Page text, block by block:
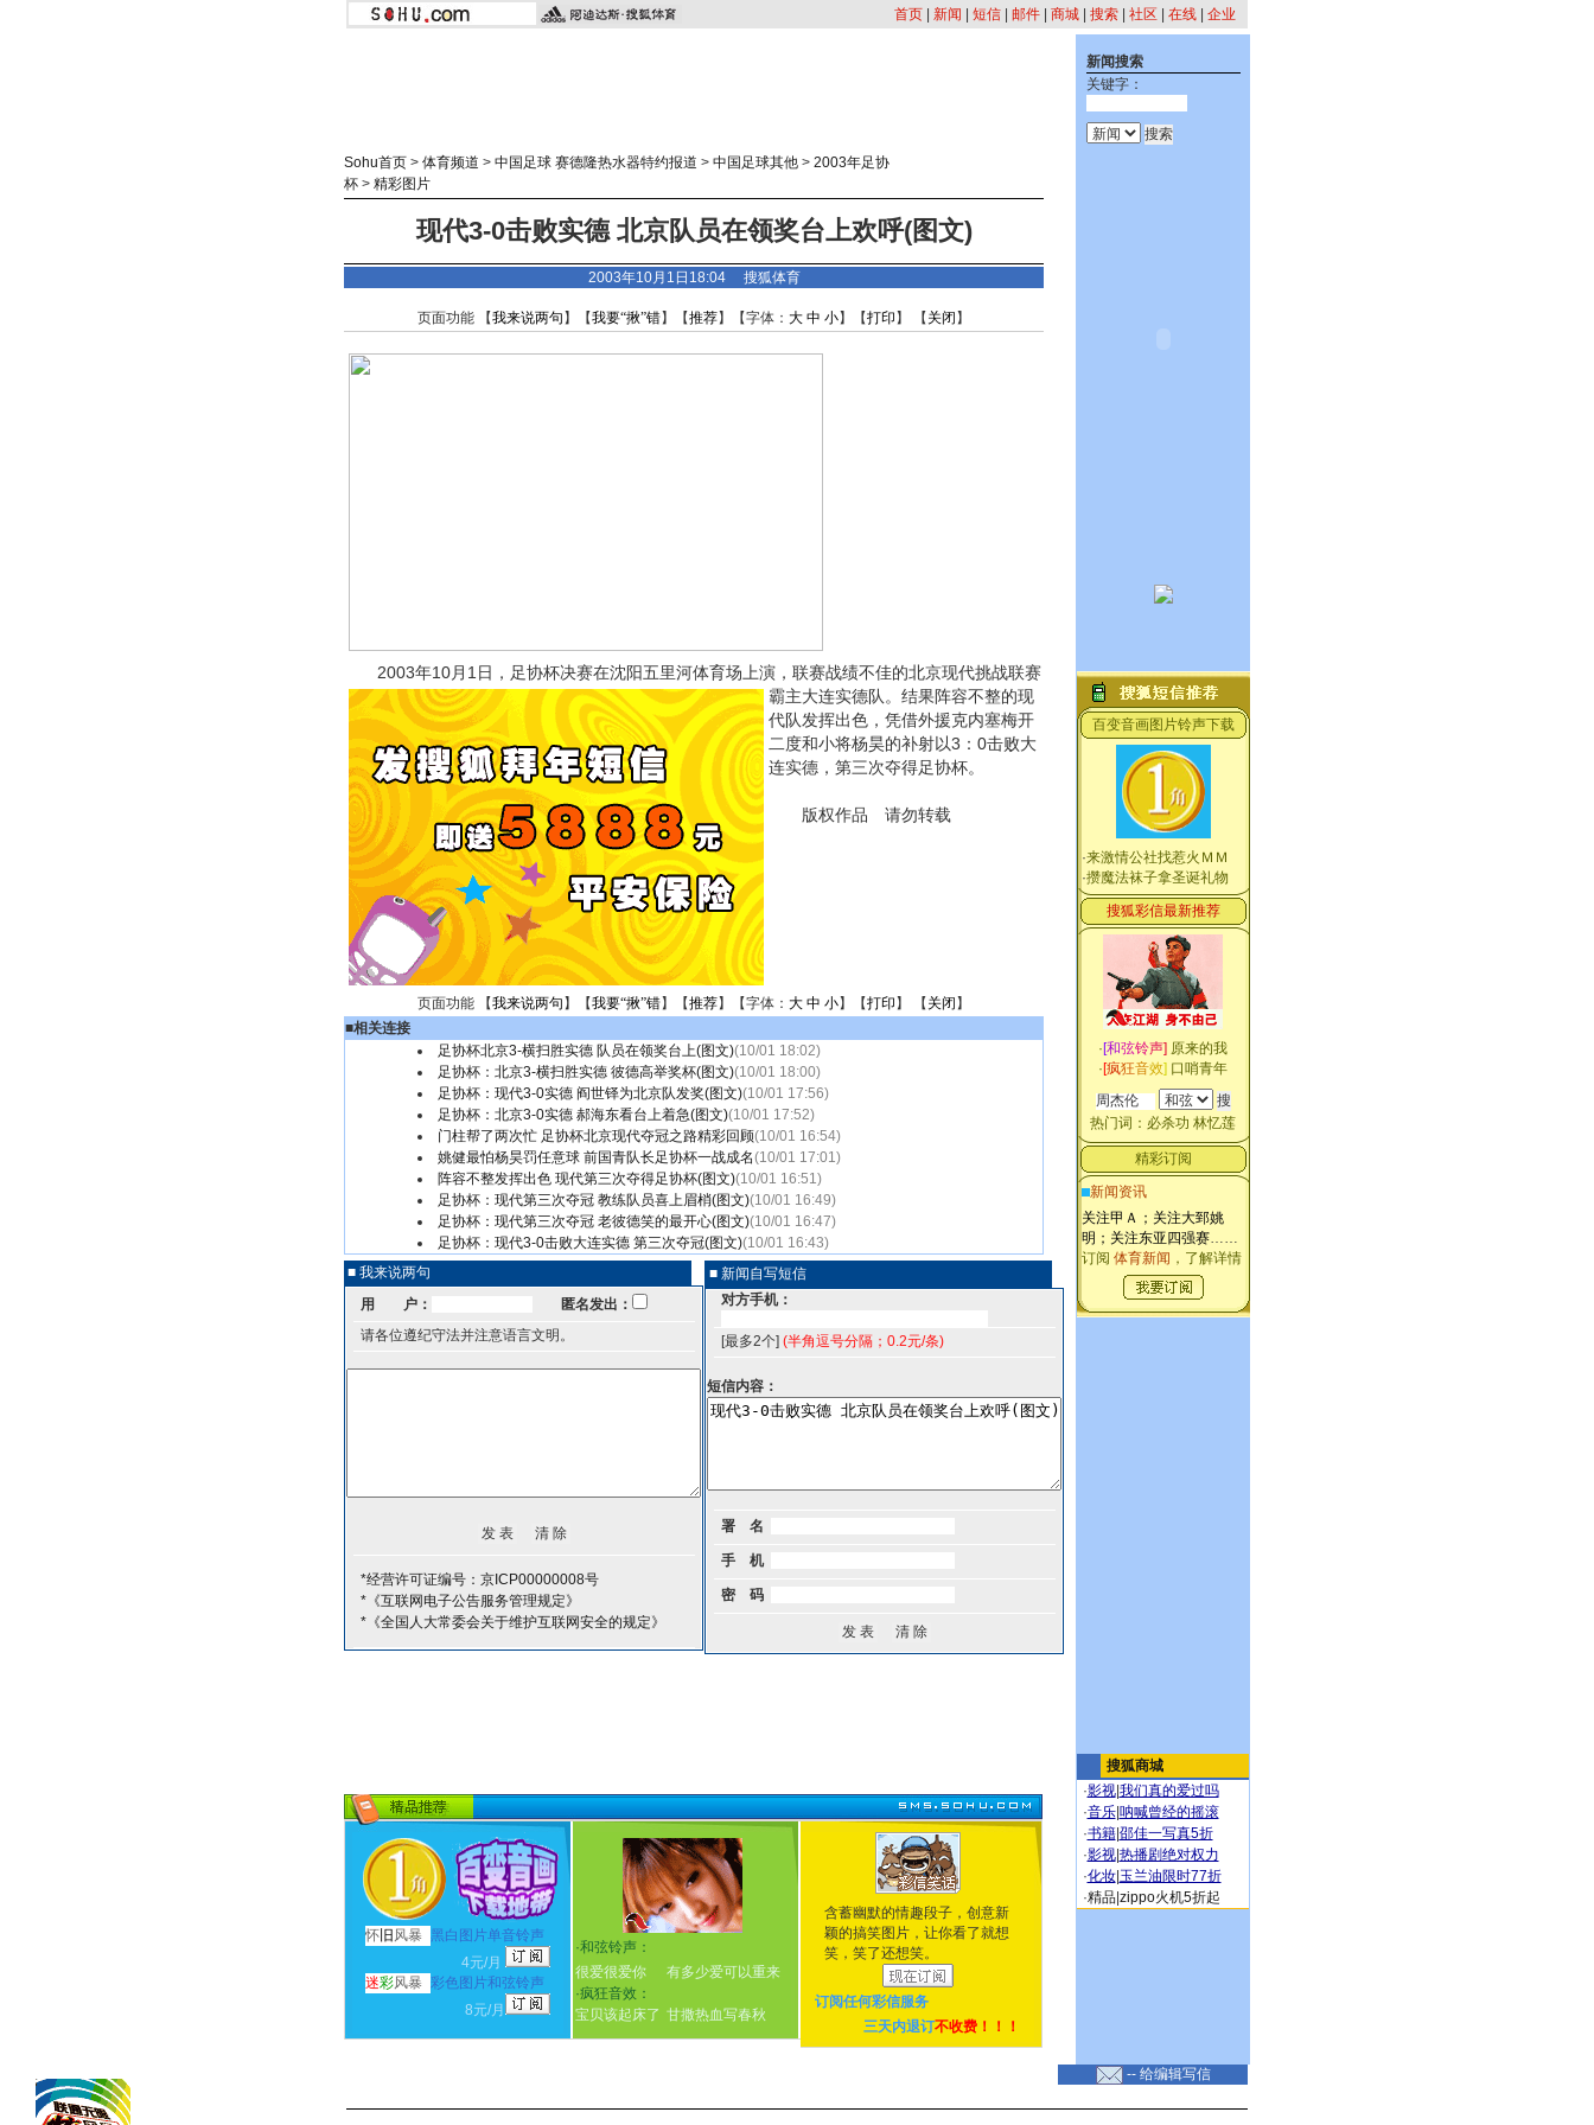
首页 新闻 短信 邮件 商城 搜索 社区 在线 企业
Sohu首页 > 体育频道 > 中国足球 赛德隆热水器特约报道 > 中国足球其他 > 2003年足协
杯 > 精彩图片
现代3-0击败实德 北京队员在领奖台上欢呼(图文)
2003年10月1日18:04 搜狐体育
页面功能 【我来说两句 】【我要“揪”错】【推荐】【字体： 大 中 小】【打印 】 【 关闭 】
2003年10月1日，足协杯决赛在沈阳五里河体育场上演，联赛战绩不佳的北京现代挑战联赛
霸主大连实德队。 结果阵容不整的现
代队发挥出色，凭借外援克内塞梅开
二度和小将杨昊的补射以3：0击败大
连实德，第三次夺得足协杯。
版权作品 请勿转载
页面功能 【我来说两句 】【我要“揪”错】【推荐】【字体： 大 中 小】【打印 】 【 关闭 】
■相关连接
足协杯北京3-横扫胜实德 队员在领奖台上(图文)(10/01 18:02)
足协杯：北京3-横扫胜实德 彼德高举奖杯(图文)(10/01 18:00)
足协杯：现代3-0实德 阎世铎为北京队发奖(图文)(10/01 17:56)
足协杯：北京3-0实德 郝海东看台上着急(图文)(10/01 17:52)
门柱帮了两次忙 足协杯北京现代夺冠之路精彩回顾(10/01 16:54)
姚健最怕杨昊罚任意球 前国青队长足协杯一战成名(10/01 17:01)
阵容不整发挥出色 现代第三次夺得足协杯(图文)(10/01 16:51)
足协杯：现代第三次夺冠 教练队员喜上眉梢(图文)(10/01 16:49)
足协杯：现代第三次夺冠 老彼德笑的最开心(图文)(10/01 16:47)
足协杯：现代3-0击败大连实德 第三次夺冠(图文)(10/01 16:43)
■ 我来说两句
用 户：
匿名发出：
请各位遵纪守法并注意语言文明。
*经营许可证编号：京ICP00000008号
*《互联网电子公告服务管理规定》
*《全国人大常委会关于维护互联网安全的规定》
■ 新闻自写短信
对方手机：
[最多2个] (半角逗号分隔；0.2元/条)
短信内容：
署 名
手 机
密 码
怀 旧 风暴
黑白图片单音铃声
4元/月
迷彩风暴 彩色图片和弦铃声
8元/月
·和弦铃声：
很爱很爱你
有多少爱可以重来
·疯狂音效：
宝贝该起床了 甘撒热血写春秋
含蓄幽默的情趣段子，创意新
颖的搞笑图片，让你看了就想
笑，笑了还想笑。
订阅任何彩信服务
三天内退订不收费！！！
新闻搜索
关键字：
百变音画图片铃声下载
·来激情公社找惹火ＭＭ
·攒魔法袜子拿圣诞礼物
搜狐彩信最新推荐
·[和弦铃声] 原来的我
·[疯狂音效] 口哨青年
热门词： 必杀功 林忆莲
精彩订阅
新闻资讯
关注甲Ａ；关注大郅姚
明；关注东亚四强赛……
订阅 体育新闻 ，了解详情
搜狐商城
·影视| 我们真的爱过吗
·音乐| 呐喊曾经的摇滚
·书籍| 邵佳一写真5折
·影视| 热播剧绝对权力
·化妆| 玉兰油限时77折
·精品| zippo火机5折起
-- 给编辑写信